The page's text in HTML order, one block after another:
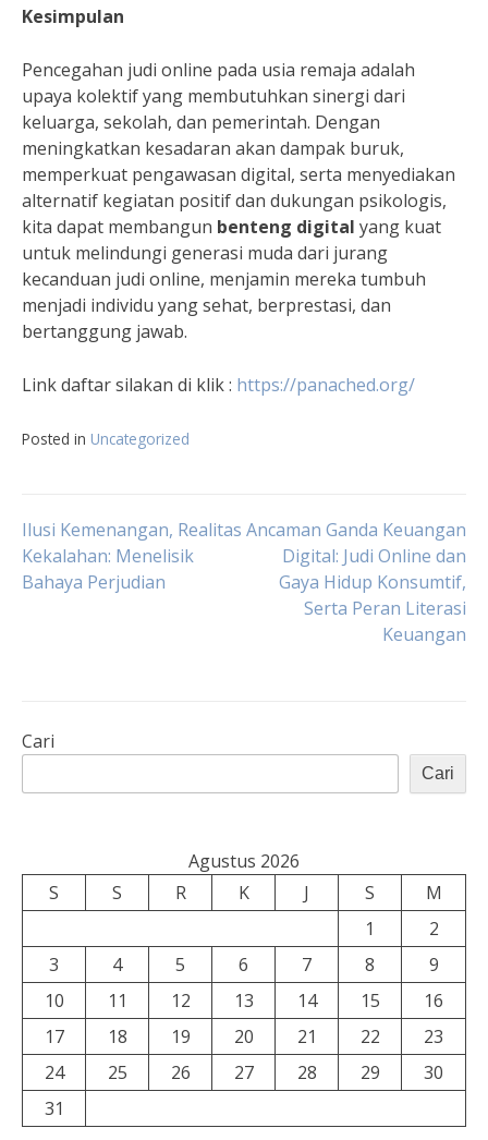
Kesimpulan
Pencegahan judi online pada usia remaja adalah
upaya kolektif yang membutuhkan sinergi dari
keluarga, sekolah, dan pemerintah. Dengan
meningkatkan kesadaran akan dampak buruk,
memperkuat pengawasan digital, serta menyediakan
alternatif kegiatan positif dan dukungan psikologis,
kita dapat membangun benteng digital yang kuat
untuk melindungi generasi muda dari jurang
kecanduan judi online, menjamin mereka tumbuh
menjadi individu yang sehat, berprestasi, dan
bertanggung jawab.
Link daftar silakan di klik : https://panached.org/
Posted in Uncategorized
Navigasi
pos
Ilusi Kemenangan, Realitas
Kekalahan: Menelisik
Bahaya Perjudian
Ancaman Ganda Keuangan
Digital: Judi Online dan
Gaya Hidup Konsumtif,
Serta Peran Literasi
Keuangan
Cari
Cari
Agustus 2026
S
S R K J S
M
1
2
3
4 5 6 7 8
9
10
11 12 13 14 15
16
17
18 19 20 21 22
23
24
25 26 27 28 29
30
31